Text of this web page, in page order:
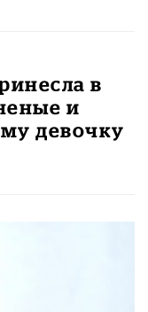
в
и
девочку